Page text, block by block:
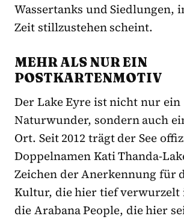
Wassertanks und Siedlungen,
Zeit stillzustehen scheint.
MEHR ALS NUR EIN
POSTKARTENMOTIV
Der Lake Eyre ist nicht nur ein
Naturwunder, sondern auch
Ort. Seit 2012 trägt der See
Doppelnamen Kati Thanda-
Zeichen der Anerkennung für
Kultur, die hier tief verwurzelt
die Arabana People, die hier